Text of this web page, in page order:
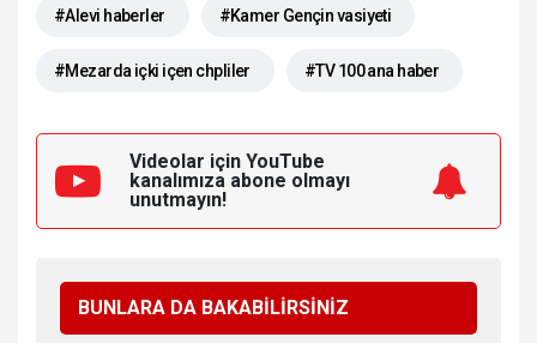
#Alevi haberler #Kamer Gençin vasiyeti
#Mezarda içki içen chpliler #TV 100 ana haber
Videolar için YouTube
kanalımıza abone olmayı
unutmayın!
BUNLARA DA BAKABİLİRSİNİZ